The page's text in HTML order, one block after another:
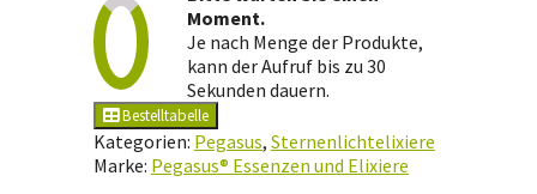
Nashira
Menge
Moment.
Je nach Menge der Produkte,
kann der Aufruf bis zu 30
Sekunden dauern.
Bestelltabelle
Kategorien: Pegasus, Sternenlichtelixiere
Marke: Pegasus® Essenzen und Elixiere